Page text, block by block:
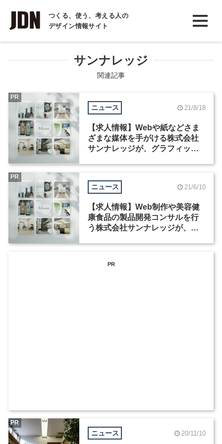
つくる、使う、考える人の
デザイン情報サイト
INTERVIEW
インタビュー
REPORT
COLUMN
コラム
サンナレッジ
関連記事
ニュース 21/8/18
【求人情報】Webや紙などさま
ざまな媒体を手がける株式会社
サンナレッジが、グラフィック
PR
ニュース 21/6/10
【求人情報】Web制作や美容健
康食品の製品開発コンサルを行
う株式会社サンナレッジが、グ
PR
PR
ニュース 20/11/10
PR